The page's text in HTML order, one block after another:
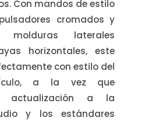
Con mandos de estilo
cromados y
molduras laterales
horizontales, este
con estilo del
a la vez que
actualización a la
y los estándares